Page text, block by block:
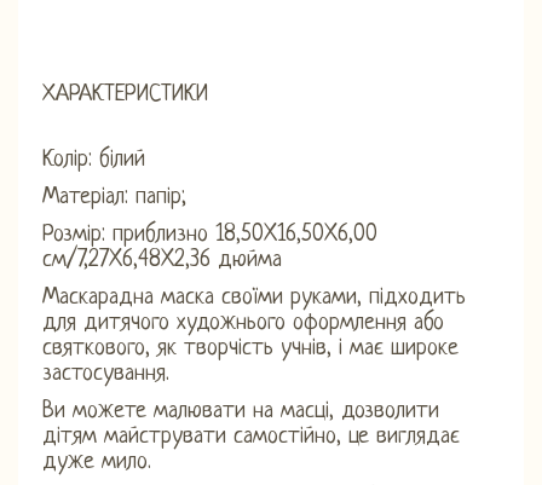
ХАРАКТЕРИСТИКИ
Колір: білий
Матеріал: папір;
Розмір: приблизно 18,50X16,50X6,00
см/7,27X6,48X2,36 дюйма
Маскарадна маска своїми руками, підходить
для дитячого художнього оформлення або
святкового, як творчість учнів, і має широке
застосування.
Ви можете малювати на масці, дозволити
дітям майструвати самостійно, це виглядає
дуже мило.